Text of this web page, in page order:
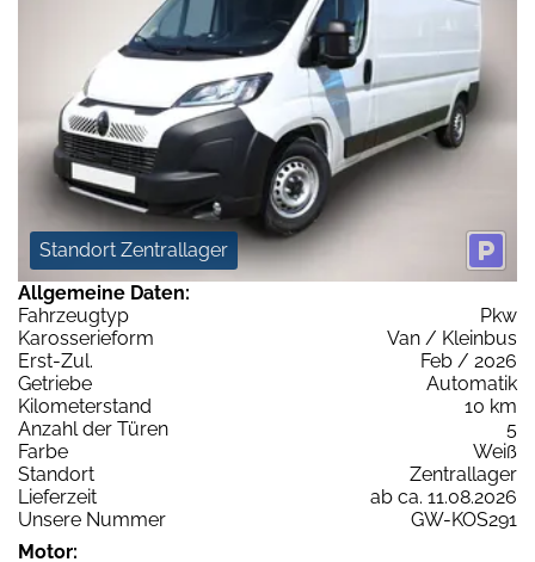
Standort Zentrallager
Allgemeine Daten:
Fahrzeugtyp
Pkw
Karosserieform
Van / Kleinbus
Erst-Zul.
Feb / 2026
Getriebe
Automatik
Kilometerstand
10 km
Anzahl der Türen
5
Farbe
Weiß
Standort
Zentrallager
Lieferzeit
ab ca. 11.08.2026
Unsere Nummer
GW-KOS291
Motor: